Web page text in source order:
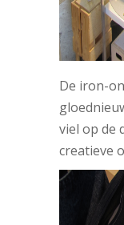
De iron-
viel op de
creatieve